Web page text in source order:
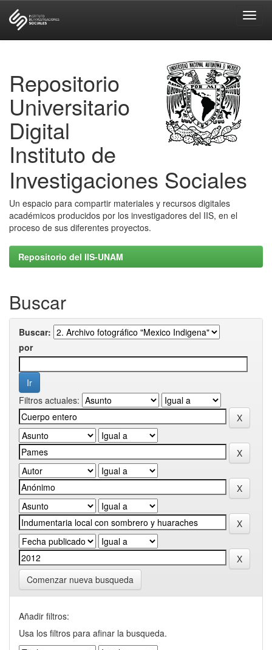
Repositorio
Universitario
Digital
Instituto de
Investigaciones Sociales
Un espacio para compartir materiales y recursos digitales
académicos producidos por los investigadores del IIS, en el
proceso de sus diferentes proyectos.
Repositorio del IIS-UNAM
Buscar
Buscar:
por
Filtros actuales:
Comenzar nueva busqueda
Añadir filtros:
Usa los filtros para afinar la busqueda.